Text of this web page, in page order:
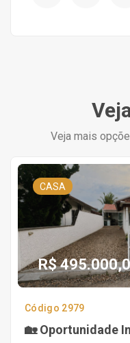
Veja mais
CASA
R$
Código 2979
🏡 Oportunidade